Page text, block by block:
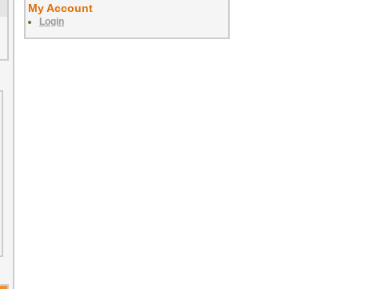
My Account
Login